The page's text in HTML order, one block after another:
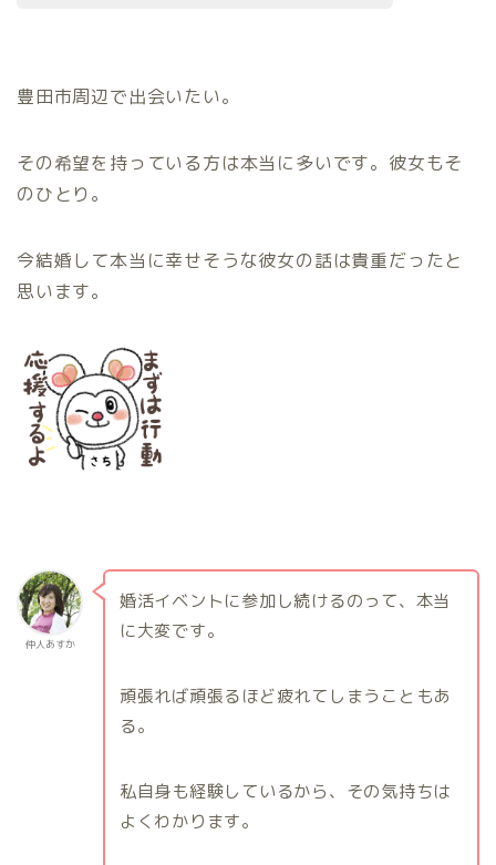
豊田市周辺で出会いたい。
その希望を持っている方は本当に多いです。彼女もそ
のひとり。
今結婚して本当に幸せそうな彼女の話は貴重だったと
思います。
仲人あすか
婚活イベントに参加し続けるのって、本当
に大変です。
頑張れば頑張るほど疲れてしまうこともあ
る。
私自身も経験しているから、その気持ちは
よくわかります。